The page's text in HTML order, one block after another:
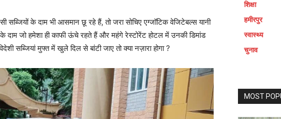
के दाम भी आसमान छू रहे हैं, तो जरा सोचिए एग्जॉटिक वेजिटेबल्स यानी
दाम जो हमेशा ही काफी ऊंचे रहते हैं और महंगे रेस्टोरेंट होटल में उनकी डिमांड
सब्जियां मुफ्त में खुले दिल से बांटी जाए तो क्या नज़ारा होगा ?
शिक्षा
हमीरपुर
स्वास्थ्य
चुनाव
MOST